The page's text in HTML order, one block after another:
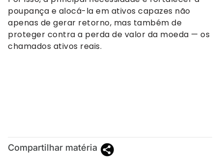
poupança e alocá-la em ativos capazes não
apenas de gerar retorno, mas também de
proteger contra a perda de valor da moeda — os
chamados ativos reais.
Compartilhar matéria